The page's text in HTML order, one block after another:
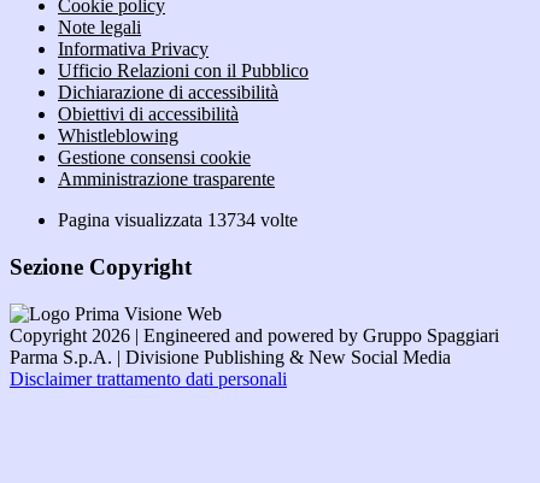
Cookie policy
Note legali
Informativa Privacy
Ufficio Relazioni con il Pubblico
Dichiarazione di accessibilità
Obiettivi di accessibilità
Whistleblowing
Gestione consensi cookie
Amministrazione trasparente
Pagina visualizzata 13734 volte
Sezione Copyright
Copyright 2026 | Engineered and powered by Gruppo Spaggiari
Parma S.p.A. | Divisione Publishing & New Social Media
Disclaimer trattamento dati personali